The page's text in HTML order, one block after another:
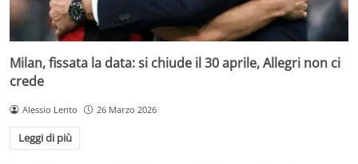
Milan, fissata la data: si chiude il 30 aprile, Allegri non ci
crede
Alessio Lento 26 Marzo 2026
Leggi di più